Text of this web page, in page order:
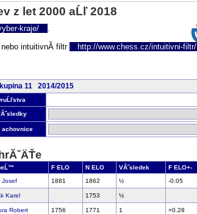
z let 2000 aĹľ 2018
kraje/
.
nebo intuitivnĂ­ filtr http://www.chess.cz/intuitivni-filtr/
11 2014/2015
achovnice
F ELO N ELO VĂ˝sledek F ELO+-
Josef 1881 1862 ½ -0.05
Karel 1753 ½
Robert 1756 1771 1 +0.28